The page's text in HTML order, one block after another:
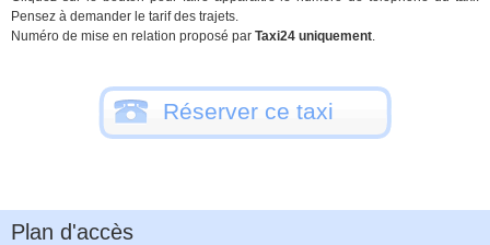
Pensez à demander le tarif des trajets.
Numéro de mise en relation proposé par Taxi24 uniquement.
Réserver ce taxi
Plan d'accès